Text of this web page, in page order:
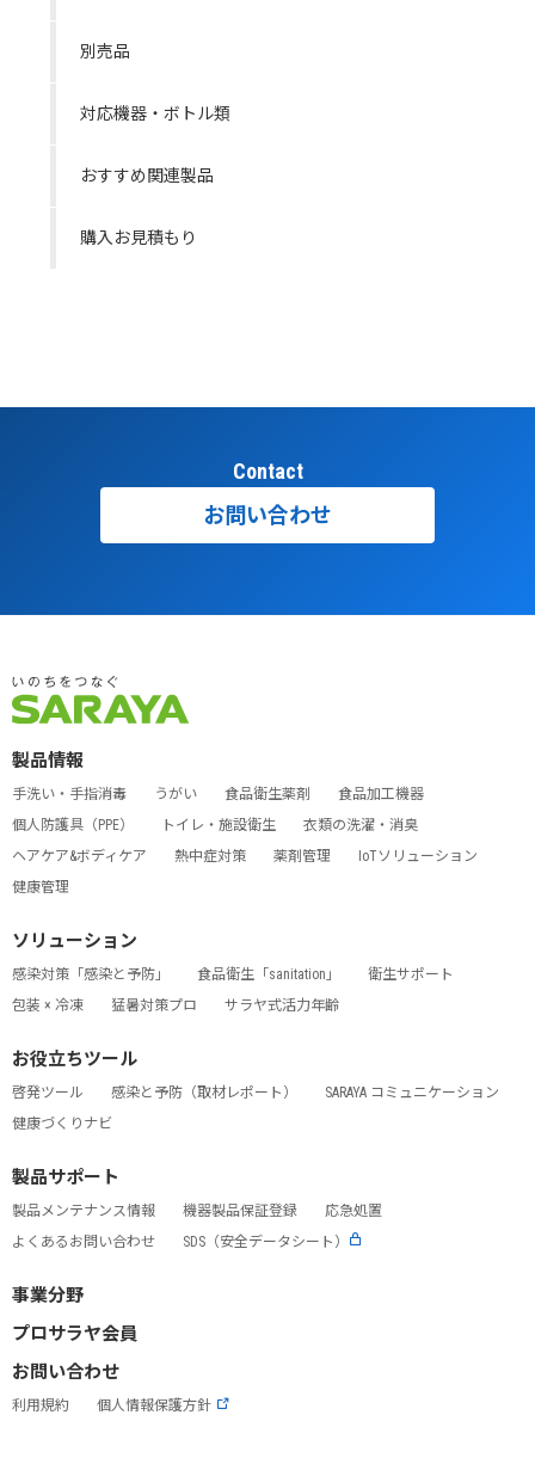
別売品
対応機器・ボトル類
おすすめ関連製品
購入お見積もり
Contact
お問い合わせ
製品情報
手洗い・手指消毒 うがい 食品衛生薬剤
食品加工機器
個人防護具（PPE）
トイレ・施設衛生
衣類の洗濯・消臭
ヘアケア&ボディケア
熱中症対策 薬剤管理
IoTソリューション
健康管理
ソリューション
感染対策「感染と予防」 食品衛生「sanitation」
衛生サポート
包装 × 冷凍
猛暑対策プロ サラヤ式活力年齢
お役立ちツール
啓発ツール 感染と予防（取材レポート）
SARAYA コミュニケーション
健康づくりナビ
製品サポート
製品メンテナンス情報 機器製品保証登録
応急処置
よくあるお問い合わせ
SDS（安全データシート）
事業分野
プロサラヤ会員
お問い合わせ
利用規約 個人情報保護方針